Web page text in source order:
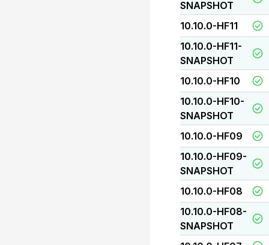
SNAPSHOT
10.10.0-HF11
10.10.0-HF11-
SNAPSHOT
10.10.0-HF10
10.10.0-HF10-
SNAPSHOT
10.10.0-HF09
10.10.0-HF09-
SNAPSHOT
10.10.0-HF08
10.10.0-HF08-
SNAPSHOT